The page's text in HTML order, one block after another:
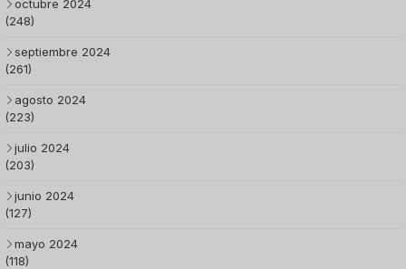
octubre 2024
(248)
septiembre 2024
(261)
agosto 2024
(223)
julio 2024
(203)
junio 2024
(127)
mayo 2024
(118)